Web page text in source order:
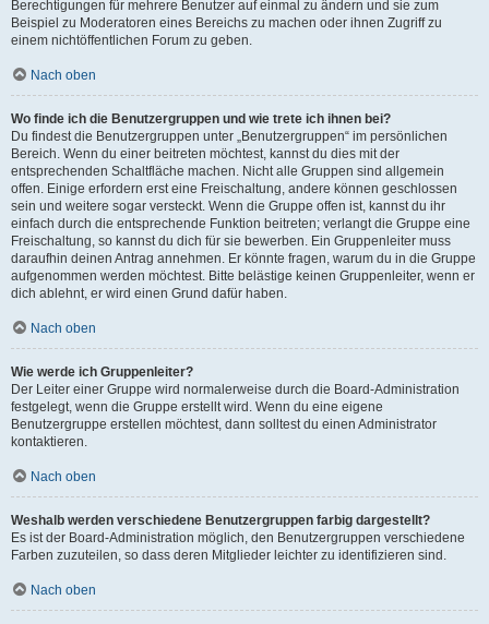
Berechtigungen für mehrere Benutzer auf einmal zu ändern und sie zum
Beispiel zu Moderatoren eines Bereichs zu machen oder ihnen Zugriff zu
einem nichtöffentlichen Forum zu geben.
Nach oben
Wo finde ich die Benutzergruppen und wie trete ich ihnen bei?
Du findest die Benutzergruppen unter „Benutzergruppen“ im persönlichen
Bereich. Wenn du einer beitreten möchtest, kannst du dies mit der
entsprechenden Schaltfläche machen. Nicht alle Gruppen sind allgemein
offen. Einige erfordern erst eine Freischaltung, andere können geschlossen
sein und weitere sogar versteckt. Wenn die Gruppe offen ist, kannst du ihr
einfach durch die entsprechende Funktion beitreten; verlangt die Gruppe eine
Freischaltung, so kannst du dich für sie bewerben. Ein Gruppenleiter muss
daraufhin deinen Antrag annehmen. Er könnte fragen, warum du in die Gruppe
aufgenommen werden möchtest. Bitte belästige keinen Gruppenleiter, wenn er
dich ablehnt, er wird einen Grund dafür haben.
Nach oben
Wie werde ich Gruppenleiter?
Der Leiter einer Gruppe wird normalerweise durch die Board-Administration
festgelegt, wenn die Gruppe erstellt wird. Wenn du eine eigene
Benutzergruppe erstellen möchtest, dann solltest du einen Administrator
kontaktieren.
Nach oben
Weshalb werden verschiedene Benutzergruppen farbig dargestellt?
Es ist der Board-Administration möglich, den Benutzergruppen verschiedene
Farben zuzuteilen, so dass deren Mitglieder leichter zu identifizieren sind.
Nach oben